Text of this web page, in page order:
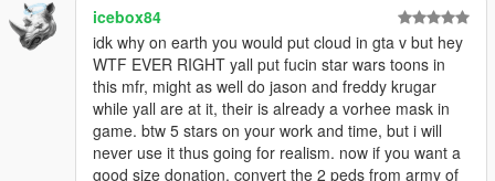
icebox84
idk why on earth you would put cloud in gta v but hey
WTF EVER RIGHT yall put fucin star wars toons in
this mfr, might as well do jason and freddy krugar
while yall are at it, their is already a vorhee mask in
game. btw 5 stars on your work and time, but i will
never use it thus going for realism. now if you want a
good size donation. convert the 2 peds from army of